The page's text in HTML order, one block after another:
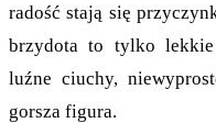
radość stają się
brzydota to tylko
luźne ciuchy,
gorsza figura.